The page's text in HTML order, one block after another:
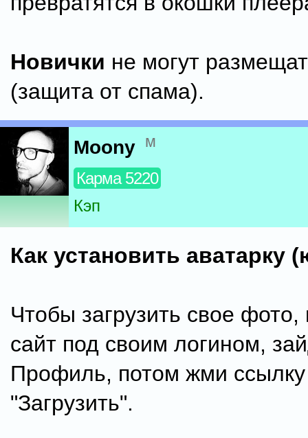
Новички не могут
(защита от спама).
Moony м
Карма 5220
Кэп
Как установить аватарку
Чтобы загрузить свое
сайт под своим логином,
Профиль, потом жми
"Загрузить".